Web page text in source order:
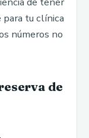
tu clínica
números no
de